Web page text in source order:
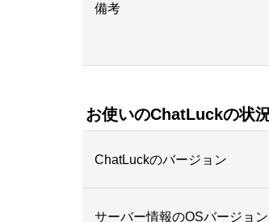
備考
お使いのChatLuckの状
ChatLuckのバージョン
サーバー情報のOSバージョン